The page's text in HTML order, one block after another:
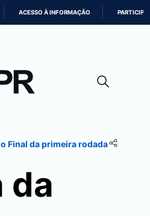
CONTEÚDO
ACESSO À INFORMAÇÃO PARTICIPE
Final da primeira rodada
da